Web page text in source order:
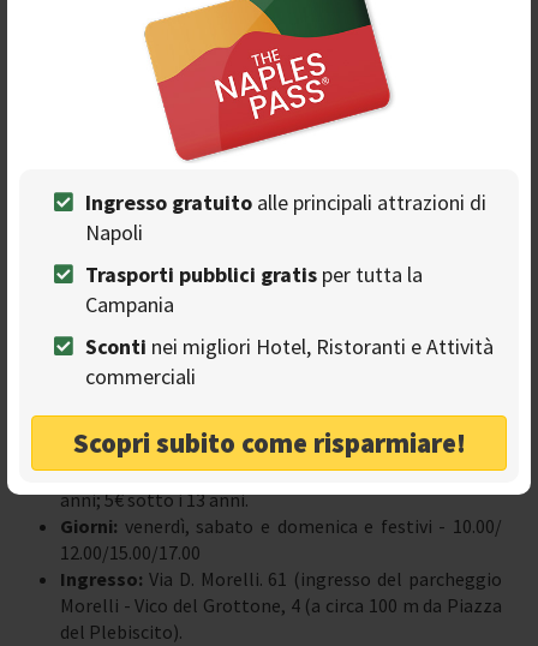
Ingresso gratuito alle principali attrazioni di
Napoli
Trasporti pubblici gratis per tutta la
Campania
Sconti nei migliori Hotel, Ristoranti e Attività
commerciali
Scopri subito come risparmiare!
I 4 percorsi della Galleria Borbonica
Il percorso Standard
cavità e le cisterne usate come rifugi durante la Seconda
Guerra Mondiale.
Prezzo del biglietto:10€ adulti; gratis fino ai 10
anni; 5€ sotto i 13 anni.
Giorni: venerdì, sabato e domenica e festivi - 10.00/
12.00/15.00/17.00
Ingresso: Via D. Morelli. 61 (ingresso del parcheggio
Morelli - Vico del Grottone, 4 (a circa 100 m da Piazza
del Plebiscito).